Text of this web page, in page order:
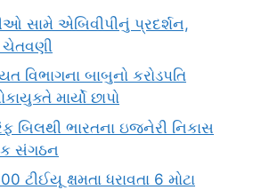
સામે એબિવીપીનું પ્રદર્શન,
ચેતવણી
વિભાગના બાબુનો કરોડપતિ
માર્યો છાપો
બિલથી ભારતના ઇજનેરી નિકાસ
સંગઠન
ક્ષમતા ધરાવતા 6 મોટા